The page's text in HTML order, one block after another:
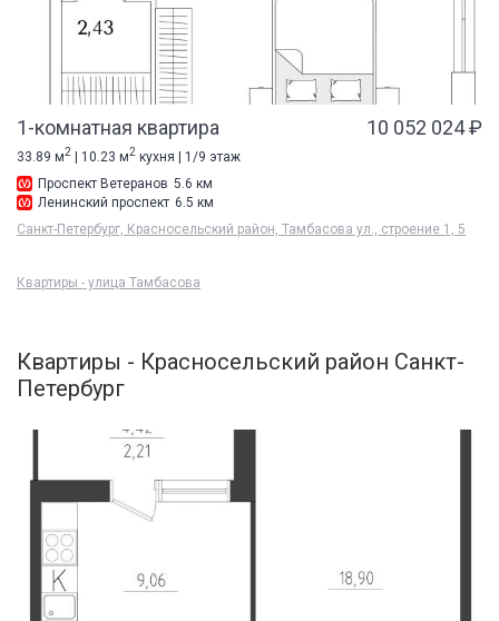
1-комнатная квартира 10 052 024 ₽
33.89 м2 | 10.23 м2 кухня | 1/9 этаж
Проспект Ветеранов 5.6 км
Ленинский проспект 6.5 км
Санкт-Петербург, Красносельский район, Тамбасова ул., строение 1, 5
Квартиры - улица Тамбасова
Квартиры - Красносельский район Санкт-
Петербург